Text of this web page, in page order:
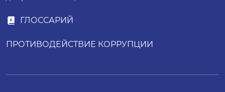
ГЛОССАРИЙ
ПРОТИВОДЕЙСТВИЕ КОРРУПЦИИ